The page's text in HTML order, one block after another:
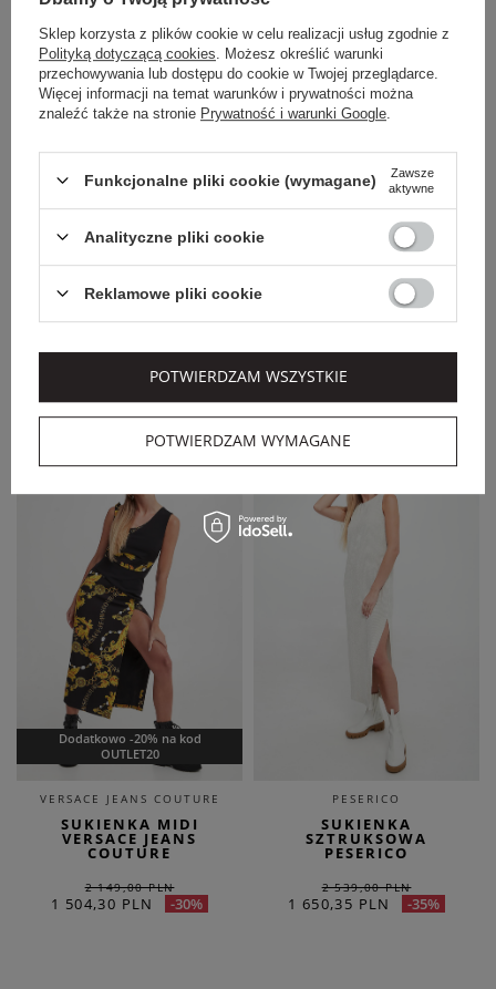
EXTRA SUMMER SALE
SUKIENKA LNIANA
ESORDIO WEEKEND
1 579,00 PLN
1 263,20 PLN -20%
EXTRA SUMMER SALE
SUKIENKA JEANSOWA
MIDI LIU JO
949,00 PLN
664,30 PLN
Dodatkowo -20% na kod
OUTLET20
VERSACE JEANS COUTURE
SUKIENKA MIDI
VERSACE JEANS
COUTURE
2 149,00 PLN
1 504,30 PLN -30%
SALE
PESERICO
SUKIENKA
SZTRUKSOWA
PESERICO
2 539,00 PLN
1 650,35 PLN -35%
Sklep korzysta z plików cookie w celu realizacji usług zgodnie z
Polityką dotyczącą cookies . Możesz określić warunki
przechowywania lub dostępu do cookie w Twojej przeglądarce.
Więcej informacji na temat warunków i prywatności można
znaleźć także na stronie Prywatność i warunki Google
Funkcjonalne pliki cookie (wymagane)
Zawsze
aktywne
Analityczne pliki cookie
Reklamowe pliki cookie
POTWIERDZAM WYMAGANE
POTWIERDZAM WSZYSTKIE